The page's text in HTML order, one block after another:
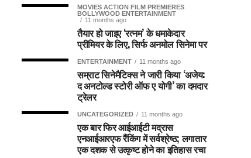
MOVIES ACTION FILM PREMIERES
BOLLYWOOD ENTERTAINMENT
11 months ago
तैयार हो जाइए ‘रत्नम’ के धमाकेदार
प्रीमियर के लिए, सिर्फ अनमोल सिनेमा पर
ENTERTAINMENT 11 months ago
सम्राट सिनेमैटिक्स ने जारी किया ‘अजेय:
द अनटोल्ड स्टोरी ऑफ ए योगी’ का दमदार
ट्रेलर
UNCATEGORIZED 11 months ago
एक बार फिर आईआईटी मद्रास
एनआईआरएफ रैंकिंग में सर्वश्रेष्ठ; लगातार
एक दशक से उत्कृष्ट होने का इतिहास रचा